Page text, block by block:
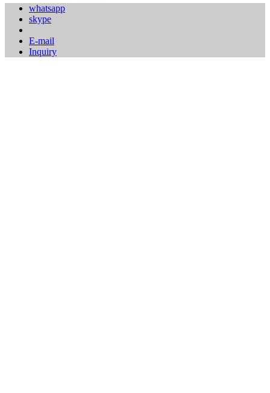
whatsapp
skype
E-mail
Inquiry